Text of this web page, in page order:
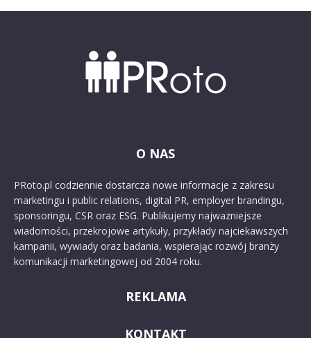
O NAS
PRoto.pl codziennie dostarcza nowe informacje z zakresu
marketingu i public relations, digital PR, employer brandingu,
sponsoringu, CSR oraz ESG. Publikujemy najważniejsze
wiadomości, przekrojowe artykuły, przykłady najciekawszych
kampanii, wywiady oraz badania, wspierając rozwój branży
komunikacji marketingowej od 2004 roku.
REKLAMA
KONTAKT